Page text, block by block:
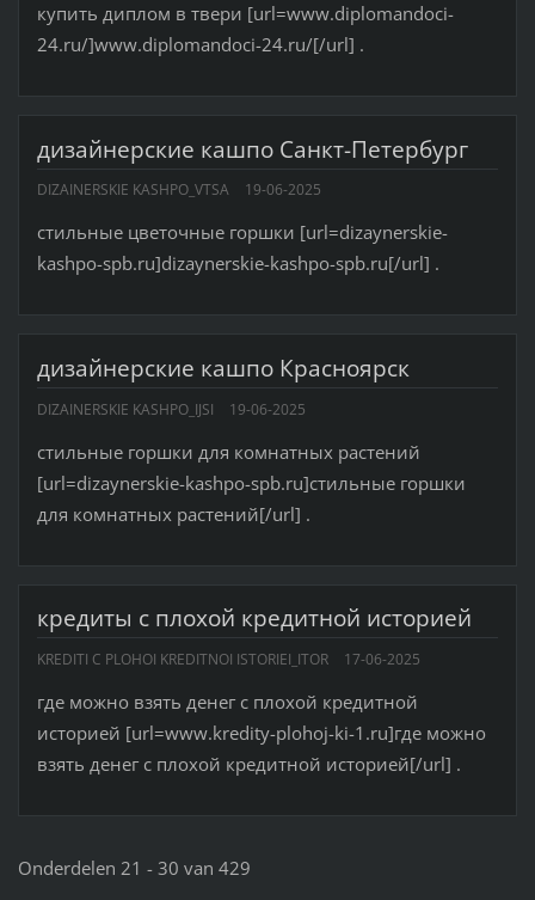
купить диплом в твери [url=www.diplomandoci-
24.ru/]www.diplomandoci-24.ru/[/url] .
дизайнерские кашпо Санкт-Петербург
DIZAINERSKIE KASHPO_VTSA 19-06-2025
стильные цветочные горшки [url=dizaynerskie-
kashpo-spb.ru]dizaynerskie-kashpo-spb.ru[/url] .
дизайнерские кашпо Красноярск
DIZAINERSKIE KASHPO_IJSI 19-06-2025
стильные горшки для комнатных растений
[url=dizaynerskie-kashpo-spb.ru]стильные горшки
для комнатных растений[/url] .
кредиты c плохой кредитной историей
KREDITI C PLOHOI KREDITNOI ISTORIEI_ITOR 17-06-2025
где можно взять денег с плохой кредитной
историей [url=www.kredity-plohoj-ki-1.ru]где можно
взять денег с плохой кредитной историей[/url] .
Onderdelen 21 - 30 van 429